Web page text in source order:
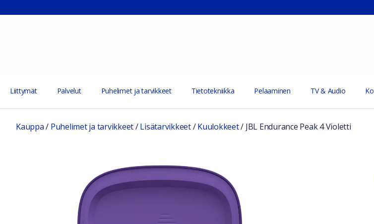
Liittymät Palvelut Puhelimet ja tarvikkeet Tietotekniikka Pelaaminen TV & Audio
Kauppa/ Puhelimet ja tarvikkeet/Lisätarvikkeet/Kuulokkeet/ JBL Endurance Peak 4 Violetti